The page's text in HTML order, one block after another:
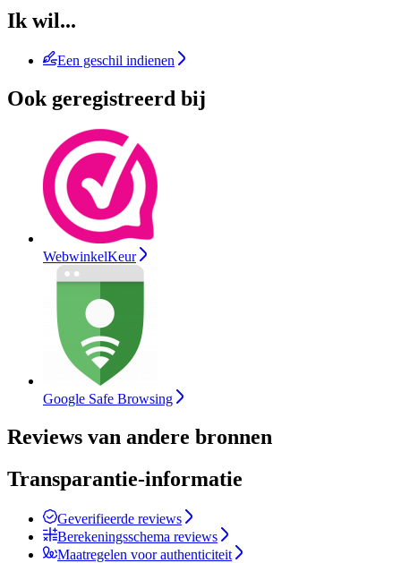
Ik wil...
Een geschil indienen
Ook geregistreerd bij
WebwinkelKeur
Google Safe Browsing
Reviews van andere bronnen
Transparantie-informatie
Geverifieerde reviews
Berekeningsschema reviews
Maatregelen voor authenticiteit